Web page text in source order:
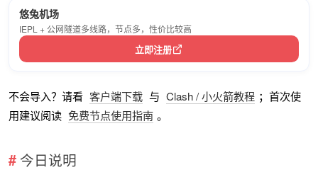
悠兔机场
IEPL + 公网隧道多线路，节点多，性价比较高
立即注册
不会导入？请看 客户端下载 与 Clash / 小火箭教程 ；首次使
用建议阅读 免费节点使用指南 。
今日说明